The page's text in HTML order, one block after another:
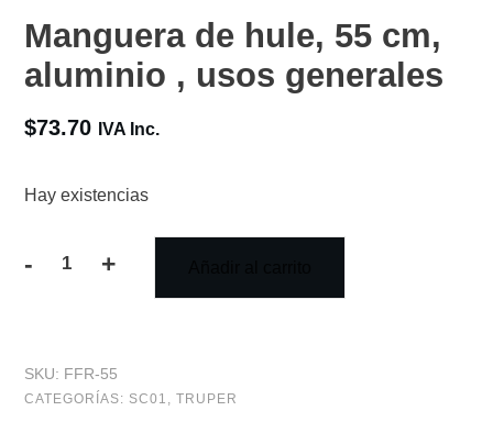
Manguera de hule, 55 cm,
aluminio , usos generales
$73.70 IVA Inc.
Hay existencias
-
55
+
SKU: FFR-55
CATEGORÍAS: SC01 , TRUPER